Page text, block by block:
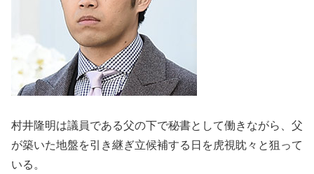
村井隆明は議員である父の下で秘書として働きながら、父
が築いた地盤を引き継ぎ立候補する日を虎視眈々と狙って
いる。